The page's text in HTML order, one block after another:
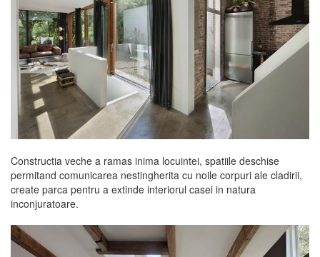
Constructia veche a ramas inima locuintei, spatiile deschise
permitand comunicarea nestingherita cu noile corpuri ale cladirii,
create parca pentru a extinde interiorul casei in natura
inconjuratoare.